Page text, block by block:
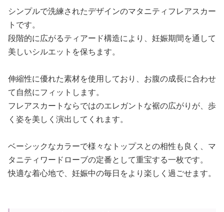
シンプルで洗練されたデザインのマタニティフレアスカー
トです。
段階的に広がるティアード構造により、妊娠期間を通して
美しいシルエットを保ちます。
伸縮性に優れた素材を使用しており、お腹の成長に合わせ
て自然にフィットします。
フレアスカートならではのエレガントな裾の広がりが、歩
く姿を美しく演出してくれます。
ベーシックなカラーで様々なトップスとの相性も良く、マ
タニティワードローブの定番として重宝する一枚です。
快適な着心地で、妊娠中の毎日をより楽しく過ごせます。